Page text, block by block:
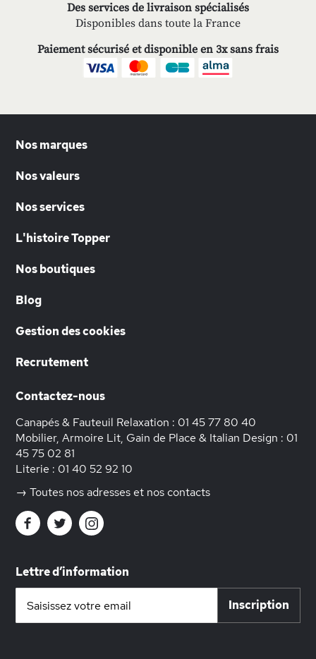
Des services de livraison spécialisés
Disponibles dans toute la France
Paiement sécurisé et disponible en 3x sans frais
Nos marques
Nos valeurs
Nos services
L'histoire Topper
Nos boutiques
Blog
Gestion des cookies
Recrutement
Contactez-nous
Canapés & Fauteuil Relaxation : 01 45 77 80 40
Mobilier, Armoire Lit, Gain de Place & Italian Design : 01
45 75 02 81
Literie : 01 40 52 92 10
→ Toutes nos adresses et nos contacts
Lettre d’information
notre
Inscription